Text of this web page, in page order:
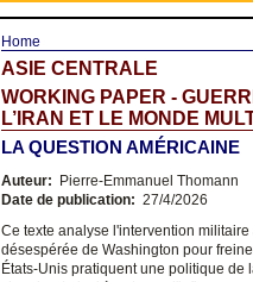
Home
ASIE CENTRALE
WORKING PAPER -
L’IRAN ET LE MONDE
LA QUESTION AMÉRICAINE
Auteur: Pierre-Emmanuel Thomann
Date de publication: 27/4/2026
Ce texte analyse l'intervention
désespérée de Washington pour
États-Unis pratiquent une politique de